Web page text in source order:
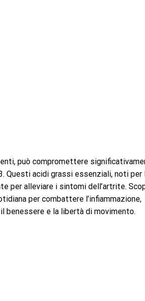
può compromettere
Questi acidi grassi essenziali, noti per
per alleviare i sintomi dell’artrite.
per combattere l’infiammazione,
benessere e la libertà di movimento.